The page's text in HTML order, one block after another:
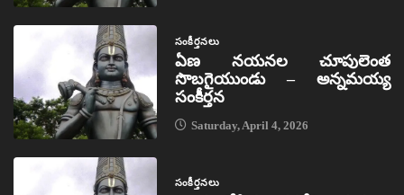
సంకీర్తనలు
ఏణ నయనల చూపులెంత
సొబగైయుండు – అన్నమయ్య
సంకీర్తన
Saturday, April 4, 2026
సంకీర్తనలు